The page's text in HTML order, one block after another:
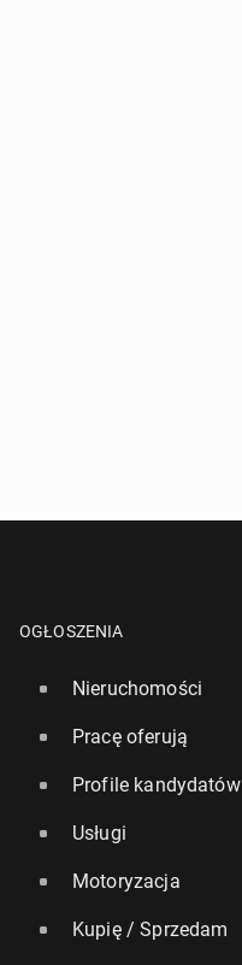
OGŁOSZENIA
Nieruchomości
Pracę oferują
Profile kandydatów
Usługi
Motoryzacja
Kupię / Sprzedam